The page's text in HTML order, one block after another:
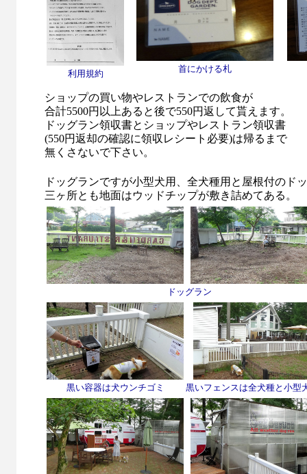
利用規約 首にかける札
ショップの買い物やレストランでの飲食が
合計5500円以上あると後で550円返して貰えます。
ドッグラン領収書とショップやレストラン領収書
(550円返却の確認に領収レシート必要)は帰るまで
無くさないで下さい。
ドッグランですが小型犬用、全犬種用と屋根付のド
三ヶ所とも地面はウッドチップが敷き詰めてある。
ドッグラン
黒い容器は犬ウンチゴミ 黒いフェンスは全犬種と小型